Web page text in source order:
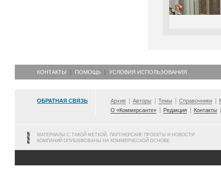
КОНТАКТЫ ПОМОЩЬ УСЛОВИЯ ИСПОЛЬЗОВАНИЯ
ОБРАТНАЯ СВЯЗЬ Архив Авторы Темы Справочники
О «Коммерсанте»
Редакция Контакты
МАТЕРИАЛЫ С ТАКОЙ МЕТКОЙ, ПАРТНЕРСКИЕ ПРОЕКТЫ И НОВОСТИ
КОМПАНИЙ ОПУБЛИКОВАНЫ НА КОММЕРЧЕСКОЙ ОСНОВЕ